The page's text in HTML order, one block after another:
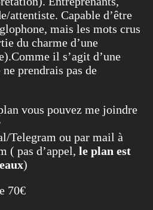
attentiste. Capable d’être
mais les mots crus
du charme d’une
Comme il s’agit d’une
prendrais pas de
vous pouvez me joindre
Telegram ou par mail à
( pas d’appel, le plan est
)
70€